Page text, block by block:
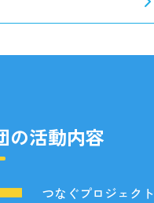
の活動内容
つなぐプロジェクト